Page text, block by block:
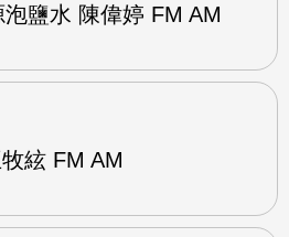
鹽水 陳偉婷 FM AM
絃 FM AM